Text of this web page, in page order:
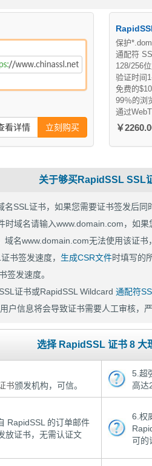
看详情 立刻购买
保护
通配符
128/256
验证时间
免费的
99％的浏
通过
￥
关于够买RapidSSL SSL
名SSL证书，如果您需要证书签发后
时域名请输入www.domain.com，如
域名www.domain.com无法使用该证书
书签发速度， 生成CSR文件时填写的
签发速度。
证书或RapidSSL Wildcard 通配符
户信息将会导致证书需要人工审核，
选择 RapidSSL 证书 8 大
书颁发机构，可信。
5.超
高达
RapidSSL 的订单邮件
放证书，无需认证文
6.权
可的